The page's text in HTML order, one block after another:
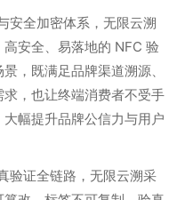
全加密体系，无限云溯
安全、易落地的 NFC 验
，既满足品牌渠道溯源、
，也让终端消费者不受手
幅提升品牌公信力与用户
证全链路，无限云溯采